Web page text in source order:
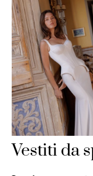
Vestiti da